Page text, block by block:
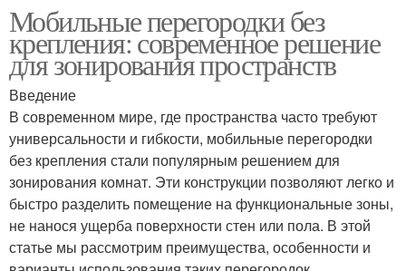
Мобильные перегородки без
крепления: современное решение
для зонирования пространств
Введение
В современном мире, где пространства часто требуют
универсальности и гибкости, мобильные перегородки
без крепления стали популярным решением для
зонирования комнат. Эти конструкции позволяют легко и
быстро разделить помещение на функциональные зоны,
не нанося ущерба поверхности стен или пола. В этой
статье мы рассмотрим преимущества, особенности и